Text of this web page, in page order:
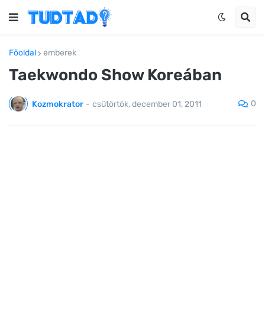
Főoldal emberek
Taekwondo Show Koreában
Kozmokrator - csütörtök, december 01, 2011 0